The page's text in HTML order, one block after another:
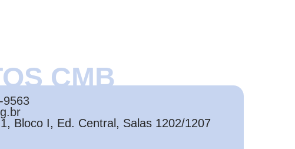
CMB
9563
Bloco I, Ed. Central, Salas 1202/1207